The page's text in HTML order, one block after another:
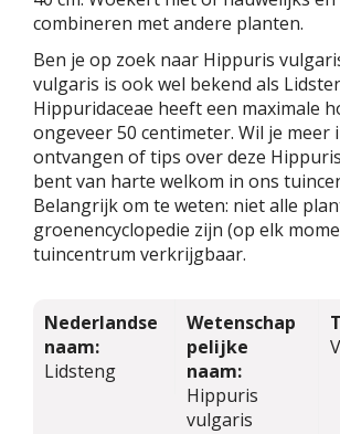
combineren met andere planten.
Ben je op zoek naar Hippuris
vulgaris is ook wel bekend als
Hippuridaceae heeft een maximale
ongeveer 50 centimeter. Wil je meer
ontvangen of tips over deze
bent van harte welkom in ons
Belangrijk om te weten: niet alle
groenencyclopedie zijn (op elk
tuincentrum verkrijgbaar.
Nederlandse
naam:
Lidsteng
Wetenschap
pelijke
naam:
Hippuris
vulgaris